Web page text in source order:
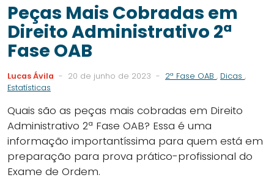
Peças Mais Cobradas em
Direito Administrativo 2ª
Fase OAB
Lucas Ávila - 20 de junho de 2023 - 2ª Fase OAB , Dicas ,
Estatísticas
Quais são as peças mais cobradas em Direito
Administrativo 2ª Fase OAB? Essa é uma
informação importantíssima para quem está em
preparação para prova prático-profissional do
Exame de Ordem.